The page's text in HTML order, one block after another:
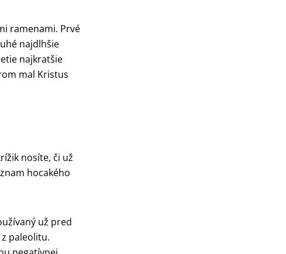
ramenami. Prvé
najdlhšie
najkratšie
mal Kristus
nosíte, či už
hocakého
už pred
paleolitu.